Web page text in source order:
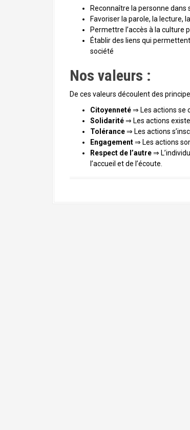
Reconnaître la personne dans
Favoriser la parole, la lecture,
Permettre l’accès à la culture
Établir des liens qui
société
Nos valeurs :
De ces valeurs découlent des
Citoyenneté⇒ Les actions se
Solidarité⇒ Les actions
Tolérance⇒ Les actions
Engagement⇒ Les actions
Respect de l’autre⇒
l’accueil et de l’écoute.